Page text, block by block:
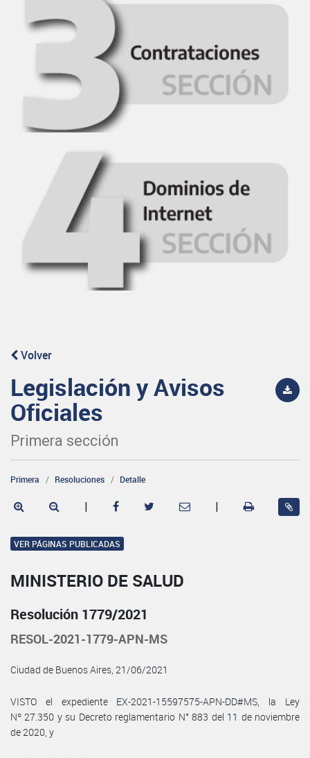
Volver
Legislación y Avisos
Oficiales
Primera sección
Primera Resoluciones Detalle
| |
VER PÁGINAS PUBLICADAS
MINISTERIO DE SALUD
Resolución 1779/2021
RESOL-2021-1779-APN-MS
Ciudad de Buenos Aires, 21/06/2021
VISTO el expediente EX-2021-15597575-APN-DD#MS, la Ley
Nº 27.350 y su Decreto reglamentario N° 883 del 11 de noviembre
de 2020, y